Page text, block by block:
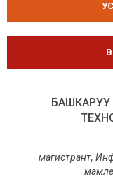
магистрант,